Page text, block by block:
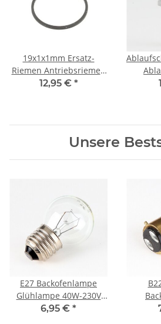
19x1x1mm Ersatz-
Riemen Antriebsriemen
Laderiemen
12,95 € *
Unsere
E27 Backofenlampe
Glühlampe 40W-230V
300 Grad Länge 70 mm
6,95 € *